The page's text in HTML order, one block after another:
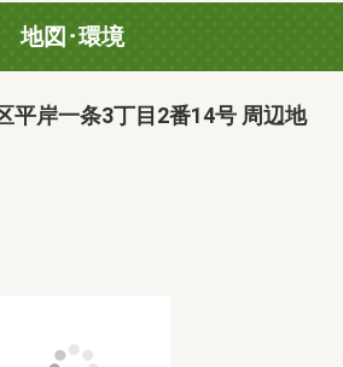
地図･環境
平岸一条3丁目2番14号 周辺地